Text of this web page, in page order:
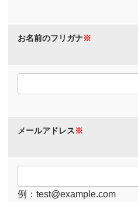
お名前のフリガナ※
メールアドレス※
例：test@example.com